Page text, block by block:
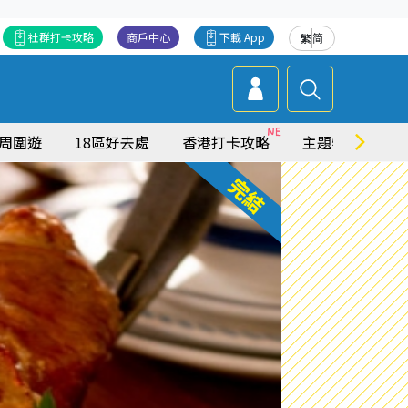
繁简
下載 App
商戶中心
社群打卡攻略
圍遊 18區好去處 香港打卡攻略 主題特集